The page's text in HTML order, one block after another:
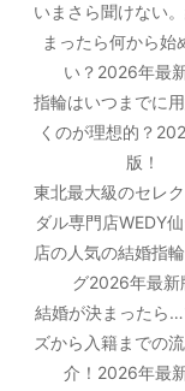
いまさら聞けない
まったら何から始
い？2026年最
指輪はいつまでに
くのが理想的？
版！
東北最大級のセレ
ダル専門店WEDY
店の人気の結婚指
グ2026年最新
結婚が決まったら
ズから入籍までの
介！2026年最